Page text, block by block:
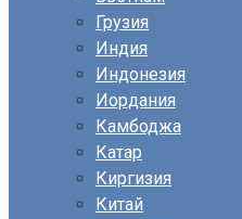
Грузия
Индия
Индонезия
Иордания
Камбоджа
Катар
Киргизия
Китай